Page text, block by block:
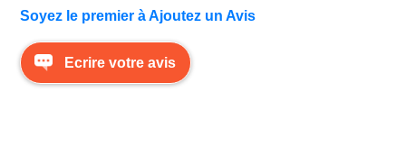
Avis Escales
Soyez le premier à Ajoutez un Avis
Ecrire votre avis